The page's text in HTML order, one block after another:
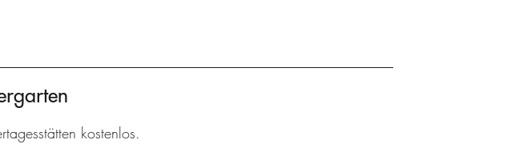
kostenlos.